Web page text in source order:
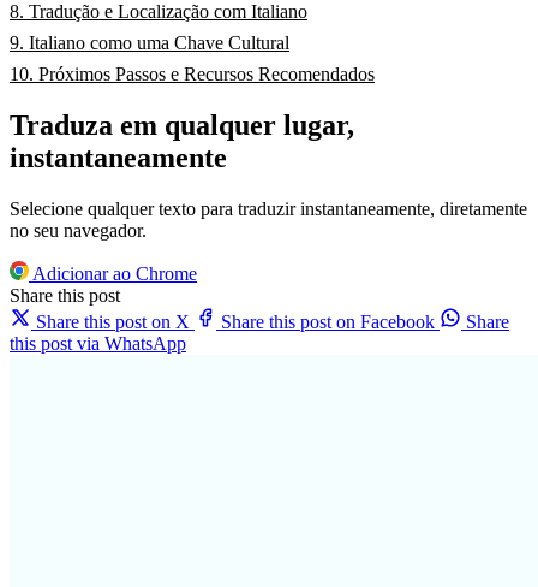
8. Tradução e Localização com Italiano
9. Italiano como uma Chave Cultural
10. Próximos Passos e Recursos Recomendados
Traduza em qualquer lugar,
instantaneamente
Selecione qualquer texto para traduzir instantaneamente, diretamente
no seu navegador.
Adicionar ao Chrome
Share this post
Share this post on X
Share this post on Facebook
Share
this post via WhatsApp